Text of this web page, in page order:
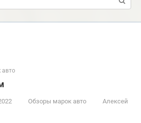
авто
Обзоры марок авто
Алексей